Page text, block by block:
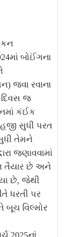
બોઈંગના
રવાના
દિવસ જ
કંઈક
સુધી પરત
તેમને
જણાવવામાં
તૈયાર છે અને
છે, જેથી
ધરતી પર
બૂચ વિલ્મોર
2025નાં